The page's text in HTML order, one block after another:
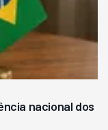
nacional dos